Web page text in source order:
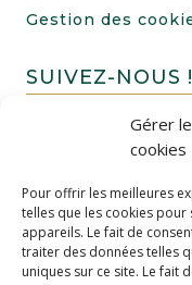
Gérer
cookies
Pour offrir les meilleures
telles que les cookies
appareils. Le fait de
traiter des données telles
uniques sur ce site. Le fait
Gestion des
SUIVEZ-NOUS !